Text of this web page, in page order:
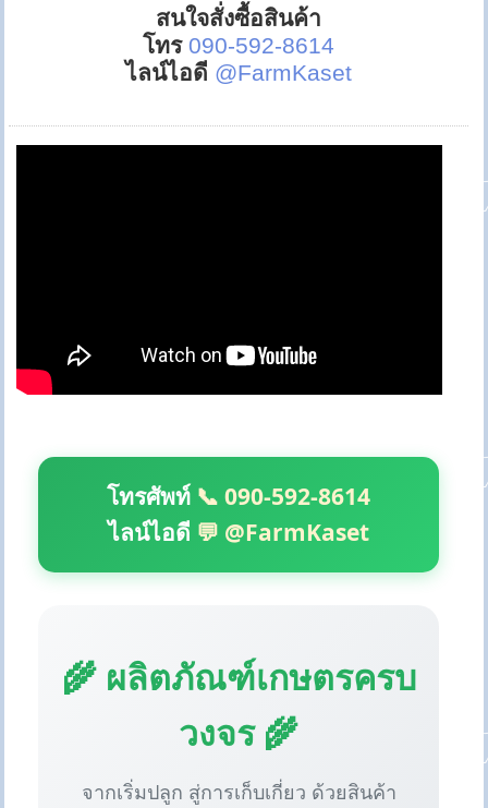
สนใจสั่งซื้อสินค้า
โทร 090-592-8614
ไลน์ไอดี @FarmKaset
โทรศัพท์ 📞 090-592-8614
ไลน์ไอดี 💬 @FarmKaset
🌾 ผลิตภัณฑ์เกษตรครบ
วงจร 🌾
จากเริ่มปลูก สู่การเก็บเกี่ยว ด้วยสินค้า